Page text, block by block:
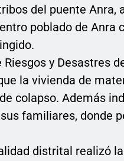
del puente
poblado de Anra
Riesgos y Desastres
la vivienda de
colapso. Además
familiares, donde
distrital realizó